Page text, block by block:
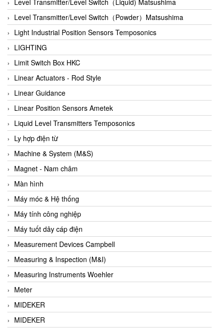
Autec
Auto Flow
Automatic valve
Aventics
Avproglobal
Axiomtek
AZBIL
B&C Electronics
B&R
Babcok wilcox
Baelz Automatic Vietnam
Bahr Modultechnik Vietnam
Balluff
BamBo Vietnam
Barel Vietnam
Barksdale
Bartec
Basco
Baumer
Baumuller Vietnam
Baykee
Level Transmitter/Level Switch（Powder）Matsushima
Light Industrial Position Sensors Temposonics
LIGHTING
Limit Switch Box HKC
Linear Actuators - Rod Style
Linear Guidance
Linear Position Sensors Ametek
Liquid Level Transmitters Temposonics
Ly hợp điện từ
Machine & System (M&S)
Magnet - Nam châm
Màn hình
Máy móc & Hệ thống
Máy tính công nghiệp
Máy tuốt dây cáp điện
Measurement Devices Campbell
Measuring & Inspection (M&I)
Measuring Instruments Woehler
Meter
MIDEKER
MIDEKER